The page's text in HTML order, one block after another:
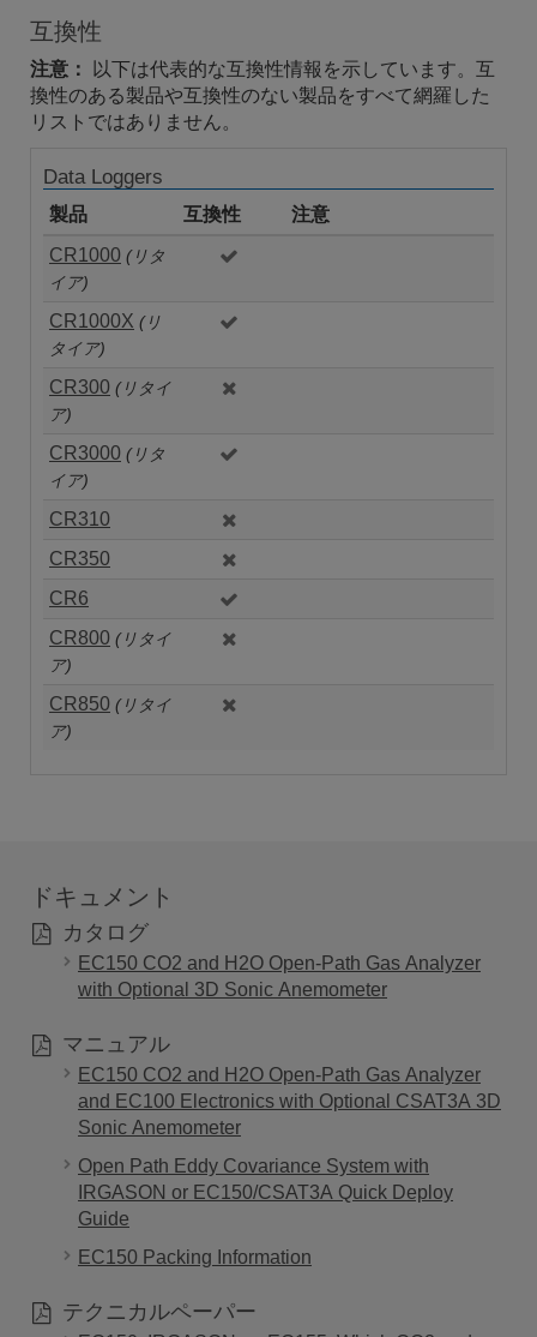
互換性
注意：
以下は代表的な互換性情報を示しています。互
換性のある製品や互換性のない製品をすべて網羅した
リストではありません。
Data Loggers
製品 互換性
注意
CR1000 (リタ
イア)
CR1000X (リ
タイア)
CR300 (リタイ
ア)
CR3000 (リタ
イア)
CR310
CR350
CR6
CR800 (リタイ
ア)
CR850 (リタイ
ア)
ドキュメント
カタログ
EC150 CO2 and H2O Open-Path Gas Analyzer
with Optional 3D Sonic Anemometer
マニュアル
EC150 CO2 and H2O Open-Path Gas Analyzer
and EC100 Electronics with Optional CSAT3A 3D
Sonic Anemometer
Open Path Eddy Covariance System with
IRGASON or EC150/CSAT3A Quick Deploy
Guide
EC150 Packing Information
テクニカルペーパー